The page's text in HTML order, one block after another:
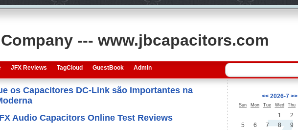
--- www.jbcapacitors.com
JFX Reviews TagCloud GuestBook Admin
os Capacitores DC-Link são Importantes na
Audio Capacitors Online Test Reviews
<< 2026-7 >>
Sun Mon Tue Wed Thu
1 2
5
6 7 8 9